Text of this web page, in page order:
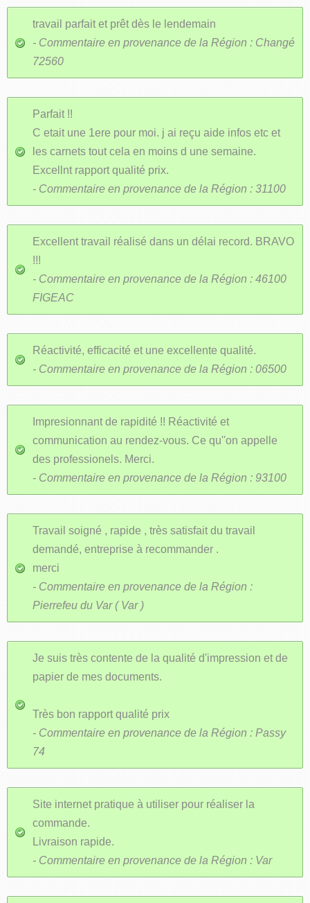
travail parfait et prêt dès le lendemain
- Commentaire en provenance de la Région : Changé
72560
Parfait !!
C etait une 1ere pour moi. j ai reçu aide infos etc et
les carnets tout cela en moins d une semaine.
Excellnt rapport qualité prix.
- Commentaire en provenance de la Région : 31100
Excellent travail réalisé dans un délai record. BRAVO
!!!
- Commentaire en provenance de la Région : 46100
FIGEAC
Réactivité, efficacité et une excellente qualité.
- Commentaire en provenance de la Région : 06500
Impresionnant de rapidité !! Réactivité et
communication au rendez-vous. Ce qu''on appelle
des professionels. Merci.
- Commentaire en provenance de la Région : 93100
Travail soigné , rapide , très satisfait du travail
demandé, entreprise à recommander .
merci
- Commentaire en provenance de la Région :
Pierrefeu du Var ( Var )
Je suis très contente de la qualité d'impression et de
papier de mes documents.
Très bon rapport qualité prix
- Commentaire en provenance de la Région : Passy
74
Site internet pratique à utiliser pour réaliser la
commande.
Livraison rapide.
- Commentaire en provenance de la Région : Var